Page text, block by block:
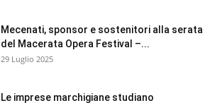
Mecenati, sponsor e sostenitori alla serata
del Macerata Opera Festival –...
29 Luglio 2025
Le imprese marchigiane studiano